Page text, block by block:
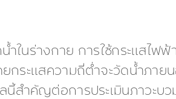
ในร่างกาย การใช้กระแสไฟ
กระแสความถี่ต่ำจะวัดน้ำภาย
นี้สำคัญต่อการประเมินภาวะบว